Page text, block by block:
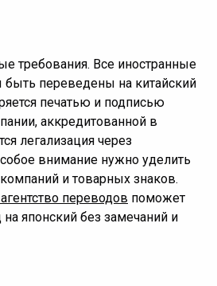
требования. Все иностранные
переведены на китайский
печатью и подписью
аккредитованной в
легализация через
внимание нужно уделить
и товарных знаков.
переводов поможет
японский без замечаний и